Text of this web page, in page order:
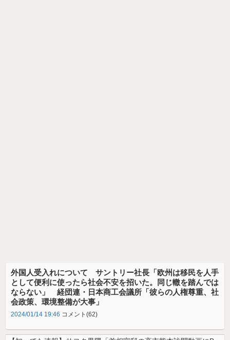
外国人受入れについて サントリー社長「欧州は移民を人手
として便利に使ったら社会不安を招いた。同じ轍を踏んでは
ならない」 経団連・日本商工会議所「彼らの人権尊重、社
会政策、環境整備が大事」
2024/01/14 19:46 コメント(62)